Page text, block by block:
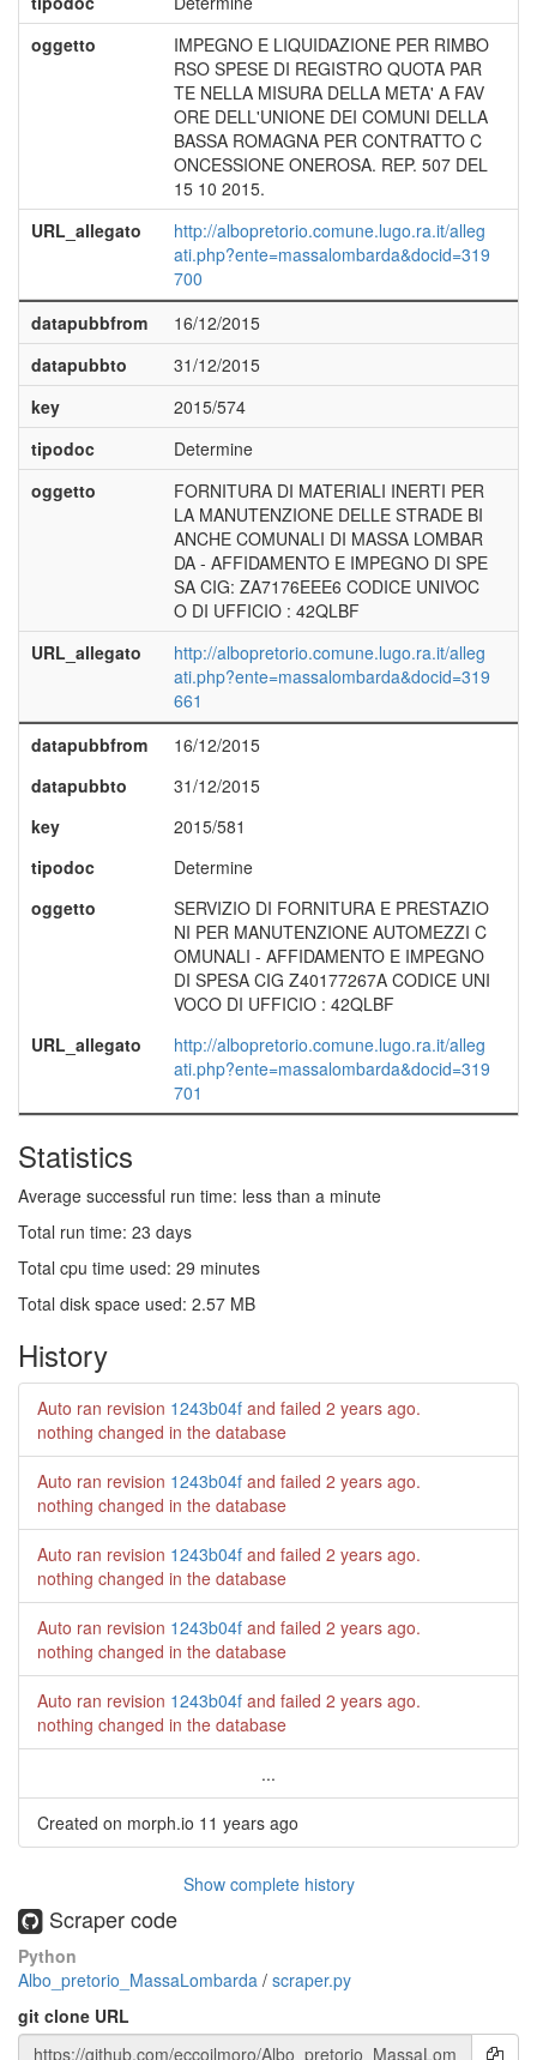
oggetto
IMPEGNO E LIQUIDAZIONE PER RIMBO
RSO SPESE DI REGISTRO QUOTA PAR
TE NELLA MISURA DELLA META' A FAV
ORE DELL'UNIONE DEI COMUNI DELLA
BASSA ROMAGNA PER CONTRATTO C
ONCESSIONE ONEROSA. REP. 507 DEL
15 10 2015.
URL_allegato
http://albopretorio.comune.lugo.ra.it/alleg
ati.php?ente=massalombarda&docid=319
700
datapubbfrom
16/12/2015
datapubbto
31/12/2015
key
2015/574
tipodoc
Determine
oggetto
FORNITURA DI MATERIALI INERTI PER
LA MANUTENZIONE DELLE STRADE BI
ANCHE COMUNALI DI MASSA LOMBAR
DA - AFFIDAMENTO E IMPEGNO DI SPE
SA CIG: ZA7176EEE6 CODICE UNIVOC
O DI UFFICIO : 42QLBF
URL_allegato
http://albopretorio.comune.lugo.ra.it/alleg
ati.php?ente=massalombarda&docid=319
661
datapubbfrom
16/12/2015
datapubbto
31/12/2015
key
2015/581
tipodoc
Determine
oggetto
SERVIZIO DI FORNITURA E PRESTAZIO
NI PER MANUTENZIONE AUTOMEZZI C
OMUNALI - AFFIDAMENTO E IMPEGNO
DI SPESA CIG Z40177267A CODICE UNI
VOCO DI UFFICIO : 42QLBF
URL_allegato
http://albopretorio.comune.lugo.ra.it/alleg
ati.php?ente=massalombarda&docid=319
701
Statistics
Average successful run time: less than a minute
Total run time: 23 days
Total cpu time used: 29 minutes
Total disk space used: 2.57 MB
History
Auto ran revision 1243b04f and failed 2 years ago.
nothing changed in the database
Auto ran revision 1243b04f and failed 2 years ago.
nothing changed in the database
Auto ran revision 1243b04f and failed 2 years ago.
nothing changed in the database
Auto ran revision 1243b04f and failed 2 years ago.
nothing changed in the database
Auto ran revision 1243b04f and failed 2 years ago.
nothing changed in the database
...
Created on morph.io 11 years ago
Show complete history
Scraper code
Python
Albo_pretorio_MassaLombarda / scraper.py
git clone URL